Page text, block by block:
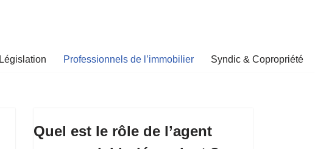
Législation Professionnels de l’immobilier Syndic & Copropriété
Quel est le rôle de l’agent